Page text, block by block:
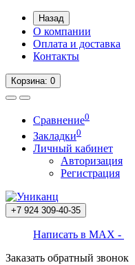
Назад
О компании
Оплата и доставка
Контакты
Корзина: 0
Сравнение0
Закладки0
Личный кабинет
Авторизация
Регистрация
+7 924 309-40-35
Написать в MAX -
Заказать обратный звонок